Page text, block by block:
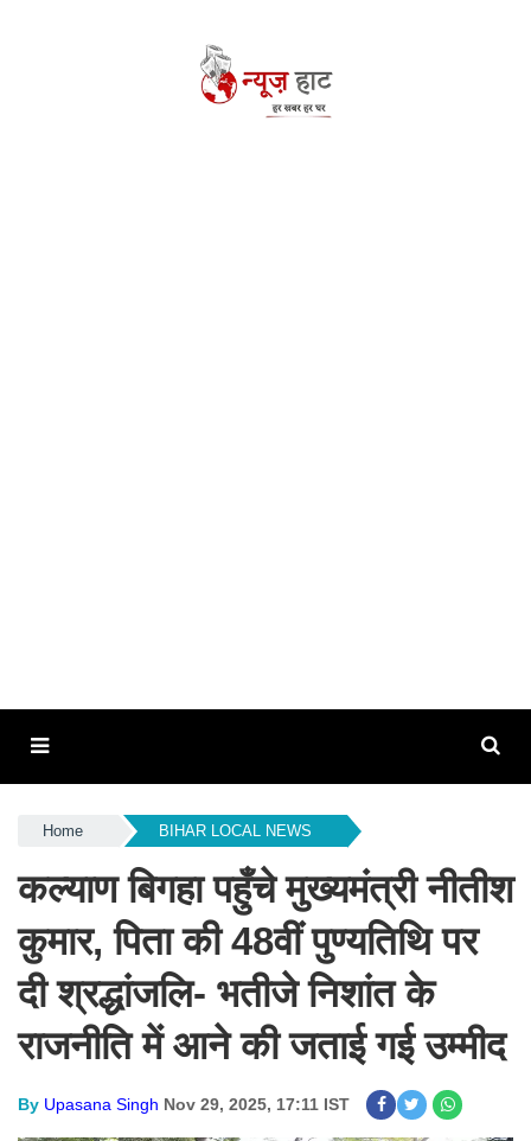
Home BIHAR LOCAL NEWS
कल्याण बिगहा पहुँचे मुख्यमंत्री नीतीश
कुमार, पिता की 48वीं पुण्यतिथि पर
दी श्रद्धांजलि- भतीजे निशांत के
राजनीति में आने की जताई गई उम्मीद
By Upasana Singh Nov 29, 2025, 17:11 IST